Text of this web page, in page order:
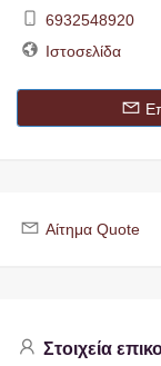
6932548920
Ιστοσελίδα
Αίτημα Quote
Στοιχεία